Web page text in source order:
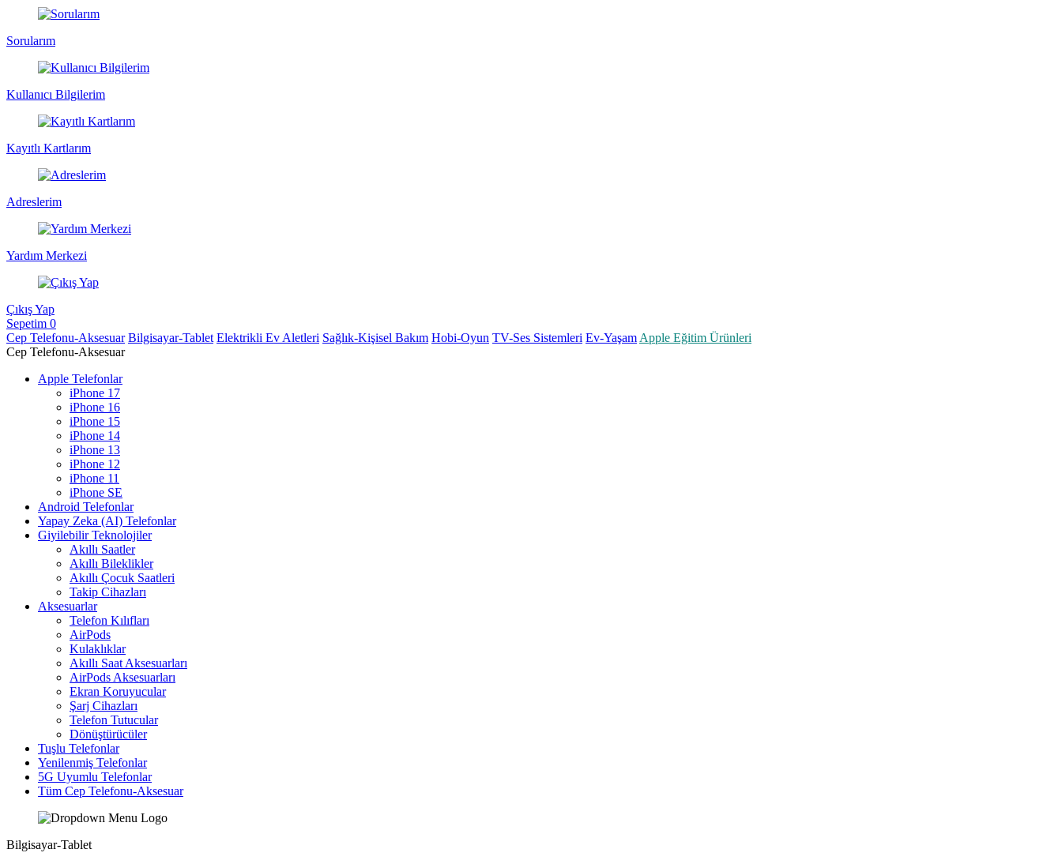
Sorularım
Kullanıcı Bilgilerim
Kayıtlı Kartlarım
Adreslerim
Yardım Merkezi
Çıkış Yap
Sepetim 0
Cep Telefonu-Aksesuar Bilgisayar-Tablet Elektrikli Ev Aletleri Sağlık-Kişisel Bakım Hobi-Oyun TV-Ses Sistemleri Ev-Yaşam Apple Eğitim Ürünleri
Cep Telefonu-Aksesuar
Apple Telefonlar
iPhone 17
iPhone 16
iPhone 15
iPhone 14
iPhone 13
iPhone 12
iPhone 11
iPhone SE
Android Telefonlar
Yapay Zeka (AI) Telefonlar
Giyilebilir Teknolojiler
Akıllı Saatler
Akıllı Bileklikler
Akıllı Çocuk Saatleri
Takip Cihazları
Aksesuarlar
Telefon Kılıfları
AirPods
Kulaklıklar
Akıllı Saat Aksesuarları
AirPods Aksesuarları
Ekran Koruyucular
Şarj Cihazları
Telefon Tutucular
Dönüştürücüler
Tuşlu Telefonlar
Yenilenmiş Telefonlar
5G Uyumlu Telefonlar
Tüm Cep Telefonu-Aksesuar
Bilgisayar-Tablet